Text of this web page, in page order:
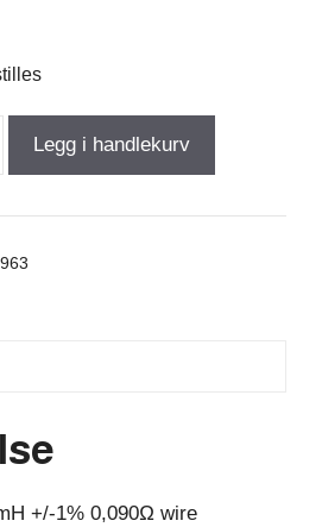
Coil
antall
Legg i handlekurv
+/-1% 0,090Ω wire